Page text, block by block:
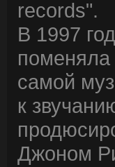
records".
В 1997
поменяла
самой
к
Джоном